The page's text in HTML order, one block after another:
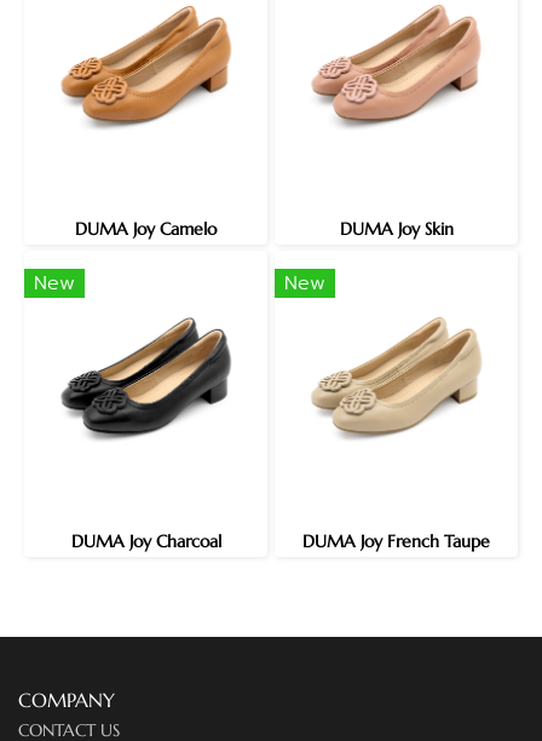
DUMA Joy Camelo DUMA Joy Skin
New
DUMA Joy Charcoal
New
DUMA Joy French Taupe
COMPANY
CONTACT US